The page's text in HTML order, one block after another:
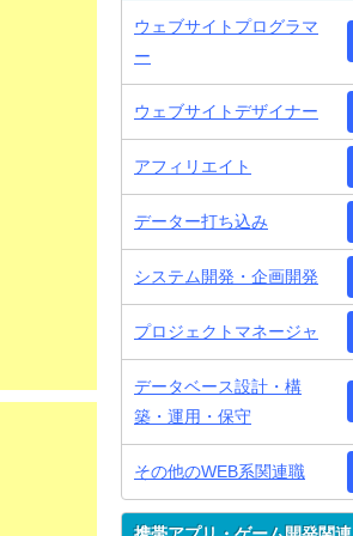
ウェブサイトプログラマ
ー
ウェブサイトデザイナー
アフィリエイト
データー打ち込み
システム開発・企画開発
プロジェクトマネージャ
データベース設計・構
築・運用・保守
その他のWEB系関連職